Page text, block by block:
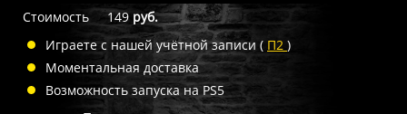
Стоимость 149 руб.
Играете с нашей учётной записи ( П2 )
Моментальная доставка
Возможность запуска на PS5